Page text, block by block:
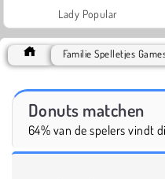
Lady Popular
Familie Spelletjes
Donuts matchen
64% van de spelers vindt